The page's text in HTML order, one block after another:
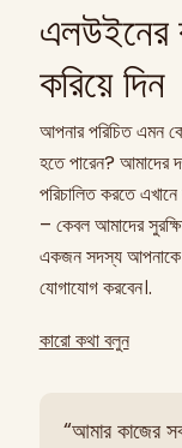
availability.
এলউইনের
করিয়ে দিন
আপনার পরিচিত এমন
হতে পারেন? আমাদের
পরিচালিত করতে
– কেবল আমাদের
একজন সদস্য আপনাকে
যোগাযোগ করবেন।.
কারো কথা বলুন
“আমার কাজের